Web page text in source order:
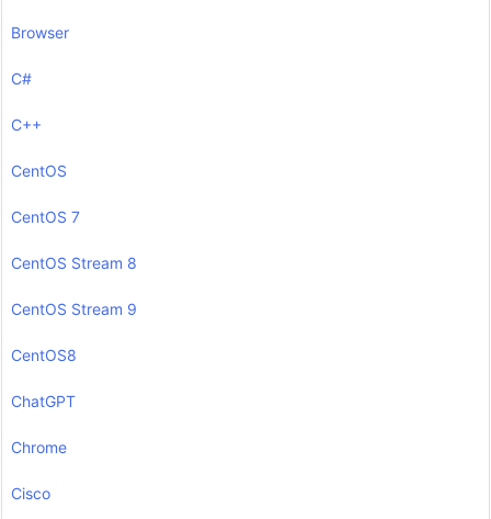
Browser
C#
C++
CentOS
CentOS 7
CentOS Stream 8
CentOS Stream 9
CentOS8
ChatGPT
Chrome
Cisco